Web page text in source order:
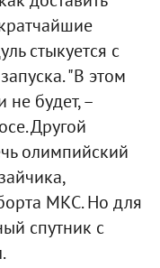
стыкуется с
"В этом
не будет, –
Другой
олимпийский
МКС. Но для
спутник с